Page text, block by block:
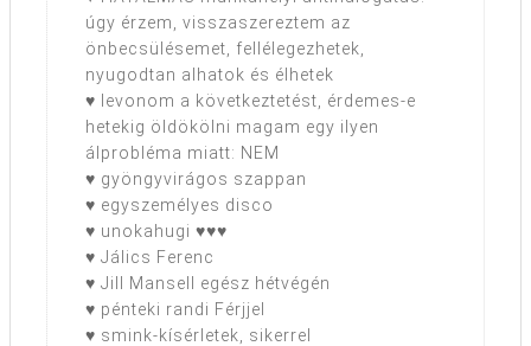
úgy érzem, visszaszereztem az
önbecsülésemet, fellélegezhetek,
nyugodtan alhatok és élhetek
♥ levonom a következtetést, érdemes-e
hetekig öldökölni magam egy ilyen
álprobléma miatt: NEM
♥ gyöngyvirágos szappan
♥ egyszemélyes disco
♥ unokahugi ♥♥♥
♥ Jálics Ferenc
♥ Jill Mansell egész hétvégén
♥ pénteki randi Férjjel
♥ smink-kísérletek, sikerrel